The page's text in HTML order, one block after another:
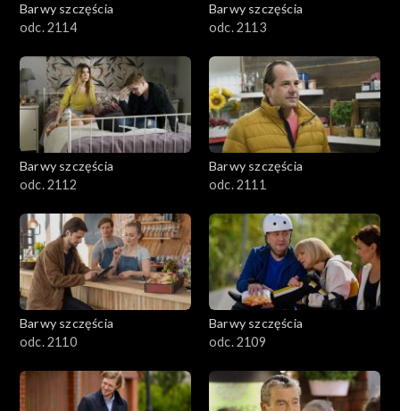
Barwy szczęścia
odc. 2114
Barwy szczęścia
odc. 2113
Barwy szczęścia
odc. 2112
Barwy szczęścia
odc. 2111
Barwy szczęścia
odc. 2110
Barwy szczęścia
odc. 2109